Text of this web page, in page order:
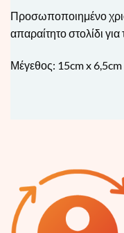
Προσωποποιημένο
απαραίτητο στολίδι
Μέγεθος: 15cm x 6,5cm